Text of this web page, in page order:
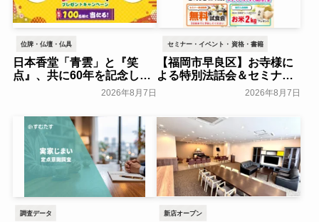
位牌・仏壇・仏具
日本香堂「青雲」と『笑
点』、共に60年を記念した
初コラボ！オリジナルグッ
ズのプレゼントキャンペー
ンを実施～日本香堂～
一般公開
2026年8月7日
セミナー・イベント・資格・書籍
【福岡市早良区】お寺様に
よる特別法話会＆セミナー
特典「無料試食会」を8月
18日(月)にシティホール飯
一般公開
2026年8月7日
調査データ 新店オープン